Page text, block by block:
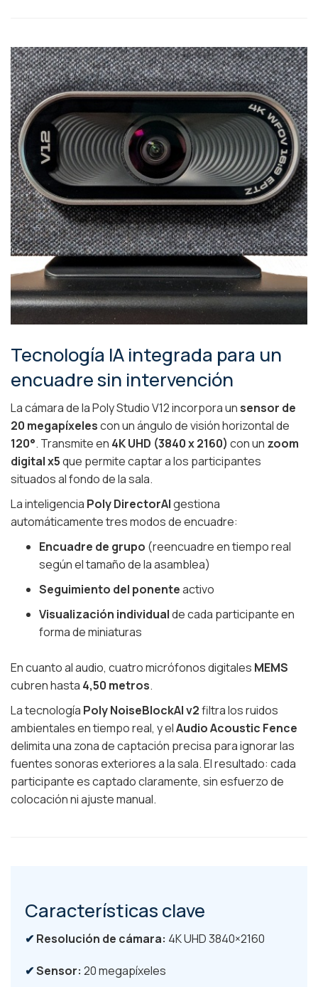
Tecnología IA integrada para un
encuadre sin intervención
La cámara de la Poly Studio V12 incorpora unsensor de
20 megapíxelescon un ángulo de visión horizontal de
120°. Transmite en 4K UHD (3840 x 2160) con un zoom
digital x5que permite captar a los participantes
situados al fondo de la sala.
La inteligencia Poly DirectorAIgestiona
automáticamente tres modos de encuadre:
Encuadre de grupo (reencuadre en tiempo real
según el tamaño de la asamblea)
Seguimiento del ponenteactivo
Visualización individualde cada participante en
forma de miniaturas
En cuanto al audio, cuatro micrófonos digitales MEMS
cubren hasta 4,50 metros.
La tecnología Poly NoiseBlockAI v2filtra los ruidos
ambientales en tiempo real, y elAudio Acoustic Fence
delimita una zona de captación precisa para ignorar las
fuentes sonoras exteriores a la sala. El resultado: cada
participante es captado claramente, sin esfuerzo de
colocación ni ajuste manual.
Características clave
Resolución de cámara: 4K UHD 3840×2160
Sensor: 20 megapíxeles